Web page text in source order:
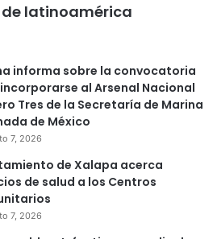
de latinoamérica
informa sobre la convocatoria
al Arsenal Nacional
Tres de la Secretaría de Marina
de México
7, 2026
de Xalapa acerca
de salud a los Centros
7, 2026